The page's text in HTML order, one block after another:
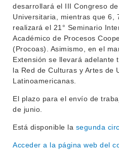
desarrollará el III Congreso
Universitaria, mientras que 6,
realizará el 21° Seminario
Académico de Procesos
(Procoas). Asimismo, en el
Extensión se llevará adelante
la Red de Culturas y Artes de
Latinoamericanas.
El plazo para el envío de
de junio.
Está disponible la segunda
Acceder a la página web del